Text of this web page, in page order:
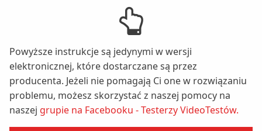
Powyższe instrukcje są jedynymi w wersji
elektronicznej, które dostarczane są przez
producenta. Jeżeli nie pomagają Ci one w rozwiązaniu
problemu, możesz skorzystać z naszej pomocy na
naszej grupie na Facebooku - Testerzy VideoTestów.